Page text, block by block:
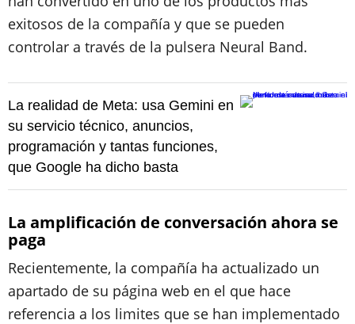
exitosos de la compañía y que se pueden
controlar a través de la pulsera Neural Band.
La realidad de Meta: usa Gemini en
su servicio técnico, anuncios,
programación y tantas funciones,
que Google ha dicho basta
La amplificación de conversación ahora se
paga
Recientemente, la compañía ha actualizado un
apartado de su página web en el que hace
referencia a los limites que se han implementado